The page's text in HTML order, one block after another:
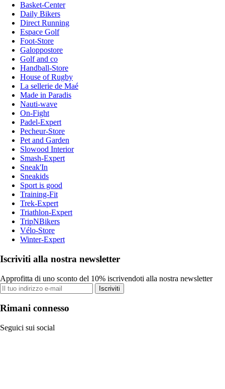
Basket-Center
Daily Bikers
Direct Running
Espace Golf
Foot-Store
Galoppostore
Golf and co
Handball-Store
House of Rugby
La sellerie de Maé
Made in Paradis
Nauti-wave
On-Fight
Padel-Expert
Pecheur-Store
Pet and Garden
Slowood Interior
Smash-Expert
Sneak'In
Sneakids
Sport is good
Training-Fit
Trek-Expert
Triathlon-Expert
TripNBikers
Vélo-Store
Winter-Expert
Iscriviti alla nostra newsletter
Approfitta di uno sconto del 10% iscrivendoti alla nostra newsletter
Iscriviti
Rimani connesso
Seguici sui social